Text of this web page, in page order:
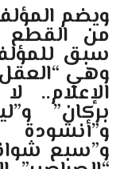
من القطع
سبق
وهي “العقل
الإعلام..
‏بركان”
و”أنشودة
و”سبع